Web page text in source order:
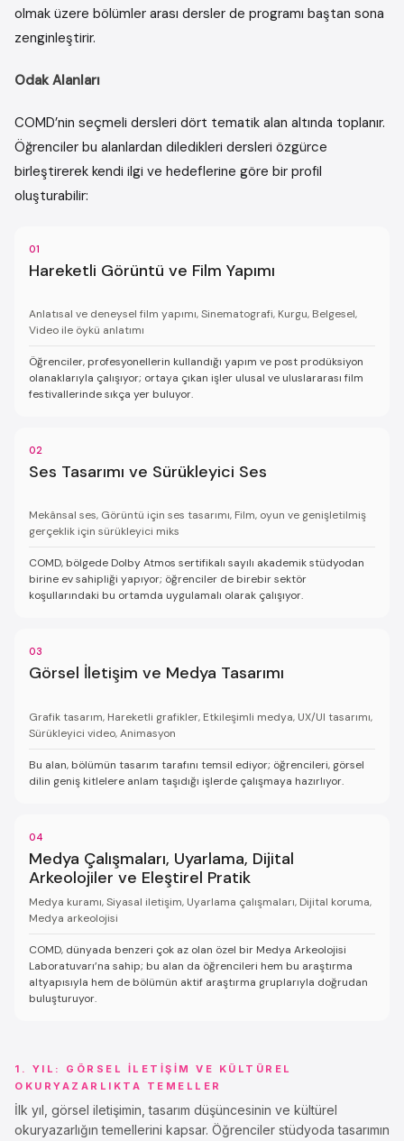
olmak üzere bölümler arası dersler de programı baştan sona
zenginleştirir.
Odak Alanları
COMD’nin seçmeli dersleri dört tematik alan altında toplanır.
Öğrenciler bu alanlardan diledikleri dersleri özgürce
birleştirerek kendi ilgi ve hedeflerine göre bir profil
oluşturabilir:
01
Hareketli Görüntü ve Film Yapımı
Anlatısal ve deneysel film yapımı, Sinematografi, Kurgu, Belgesel,
Video ile öykü anlatımı
Öğrenciler, profesyonellerin kullandığı yapım ve post prodüksiyon
olanaklarıyla çalışıyor; ortaya çıkan işler ulusal ve uluslararası film
festivallerinde sıkça yer buluyor.
02
Ses Tasarımı ve Sürükleyici Ses
Mekânsal ses, Görüntü için ses tasarımı, Film, oyun ve genişletilmiş
gerçeklik için sürükleyici miks
COMD, bölgede Dolby Atmos sertifikalı sayılı akademik stüdyodan
birine ev sahipliği yapıyor; öğrenciler de birebir sektör
koşullarındaki bu ortamda uygulamalı olarak çalışıyor.
03
Görsel İletişim ve Medya Tasarımı
Grafik tasarım, Hareketli grafikler, Etkileşimli medya, UX/UI tasarımı,
Sürükleyici video, Animasyon
Bu alan, bölümün tasarım tarafını temsil ediyor; öğrencileri, görsel
dilin geniş kitlelere anlam taşıdığı işlerde çalışmaya hazırlıyor.
04
Medya Çalışmaları, Uyarlama, Dijital
Arkeolojiler ve Eleştirel Pratik
Medya kuramı, Siyasal iletişim, Uyarlama çalışmaları, Dijital koruma,
Medya arkeolojisi
COMD, dünyada benzeri çok az olan özel bir Medya Arkeolojisi
Laboratuvarı’na sahip; bu alan da öğrencileri hem bu araştırma
altyapısıyla hem de bölümün aktif araştırma gruplarıyla doğrudan
buluşturuyor.
1. YIL: GÖRSEL İLETIŞIM VE KÜLTÜREL
OKURYAZARLIKTA TEMELLER
İlk yıl, görsel iletişimin, tasarım düşüncesinin ve kültürel
okuryazarlığın temellerini kapsar. Öğrenciler stüdyoda tasarımın